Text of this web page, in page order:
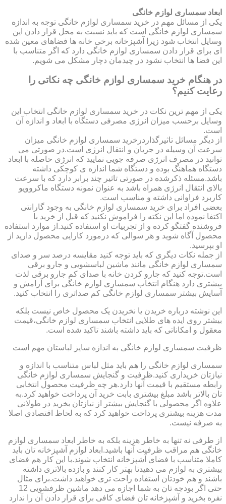
ابعاد سمساری لوازم خانگی
یکی از مسائل مهم در خرید سمساری لوازم خانگی توجه به اندازه
سمساری لوازم خانگی است که باید نسبت به محل قرار دادن این
وسایل انتخاب شود زیرا آشپزخانه برخی خانه ها فضاهای معین شده
ای برای قرار دادن سمساری لوازم خانگی دارد که اگر متناسب با
این فضا ها انتخاب نشود در چیدمان دچار مشکل می شویم.
در هنگام خرید سمساری لوازم خانگی چه نکاتی را
رعایت کنیم؟
یکی از مهم ترین نکات در خرید سمساری لوازم خانگی انتخاب این
وسایل برحسب میزان انرژی مصرفی دستگاه با ابعاد و اندازه آن
است.
از دیگر مسائل تاثیرگذاردرخرید سمساری لوازم خانگی میزان
سرعت آن وسیله در جریان و انتقال انرژی است.در صورتی می
توانید در مصرف انرژی صرفه جویی نمایید که انرژی حاصله با ابعاد
دستگاه هماهنگ بوده و دستگاه شما اندازه ی کوچکی داشته
باشد.مسئله ذکرشده در صورتی تاثیر چند برابر دارد که با سرعت
بالای انتقال انرژی همراه باشد به عنوان نمونه دستگاه ماکروویو
کاربرد فراوانی داشته و مناسب است.
بعضی افراد برای خرید سمساری لوازم خانگی به وجود گارانتی
اکتفا نموده اما این نکته را فراموش نکنید که قبل از خرید با
فروشنده گفتگو کرده و از تجربیات او استفاده کنید.از موارد استفاده
محصول آگاه شوید و هر سوالی که درمورد کارایی محصول دارید از
او بپرسید.
از جمله نکات دیگری که باید توجه کنید مقایسه درصد سر و صدای
سمساری لوازم خانگی مانند ماشین لباسشویی و جارو برقی
است.توجه کنید که جارو کردن خانه با صدای کم جارو برقی لذت
بیشتری دارد هنگام انتخاب سمساری لوازم خانگی برای آرامش و
آسایش بیشتر سمساری لوازم خانگی کم صداتری را انتخاب کنید.
این نوشته درباره خریدن یا نخریدن یک محصول خاص نیست بلکه
بیشتر روی ایده های طلایی انتخاب سمساری لوازم خانگی،قیمت
معقول و امکاناتی که باید داشته باشند تاکید شده است.
ظرفیت سمساری لوازم خانگی به اندازه سایز لباستان مهم است
سمساری لوازم خانگی را هم باید مثل لباس متناسب با اندازه و
نیازتان خریداری کنید.ظرفیت و گنجایش سمساری لوازم خانگی
رابطه مستقیم با قیمت آنها دارد.هر چه ظرفیت محصول انتخابی
تان بالاتر باشد مبلغ بیشتری بابت خرید آن پرداخت خواهید کرد.به
علاوه اگر محصولی با گنجایش بیشتر از نیازتان بخرید در طولانی
مدت هزینه بیشتری پرداخت خواهید کرد که به لحاظ اقتصادی اصلا
به صرفه نیست.
از طرفی نه تنها به خاطر هزینه بلکه به خاطر ابعاد سمساری لوازم
خانگی هم مراقب ظرفیت آنها باشید.ابعاد لوازم آشپزخانه تان باید
کاملا متناسب با فضای آشپزخانه انتخاب شوند.با این کار هم فضای
بیشتری به لوازم می دهیدتا بهتر کار کنند و بازده بالاتری داشته
باشند و هم خودتان استفاده راحت تری خواهید داشت.برای مثال
حتی اگر بودجه تان به شما اجازه می دهد ماشین ظرفشویی 12
نفره بخرید و آشپزخانه تان فضای کافی برای قرار دادن آن را ندارد